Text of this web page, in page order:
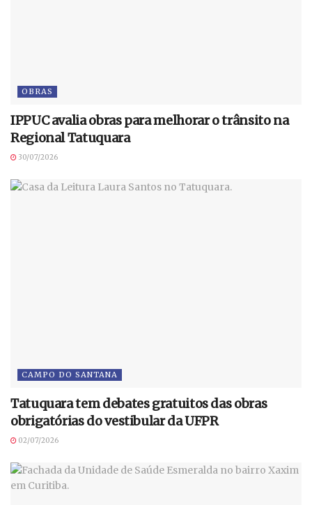
OBRAS
IPPUC avalia obras para melhorar o trânsito na
Regional Tatuquara
30/07/2026
CAMPO DO SANTANA
Tatuquara tem debates gratuitos das obras
obrigatórias do vestibular da UFPR
02/07/2026